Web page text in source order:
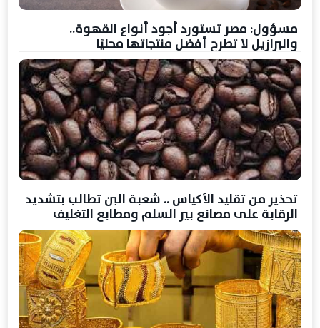
مسؤول: مصر تستورد أجود أنواع القهوة..
والبرازيل لا تطرح أفضل منتجاتها محليًا
تحذير من تقليد الأكياس .. شعبة البن تطالب بتشديد
الرقابة على مصانع بير السلم ومطابع التغليف